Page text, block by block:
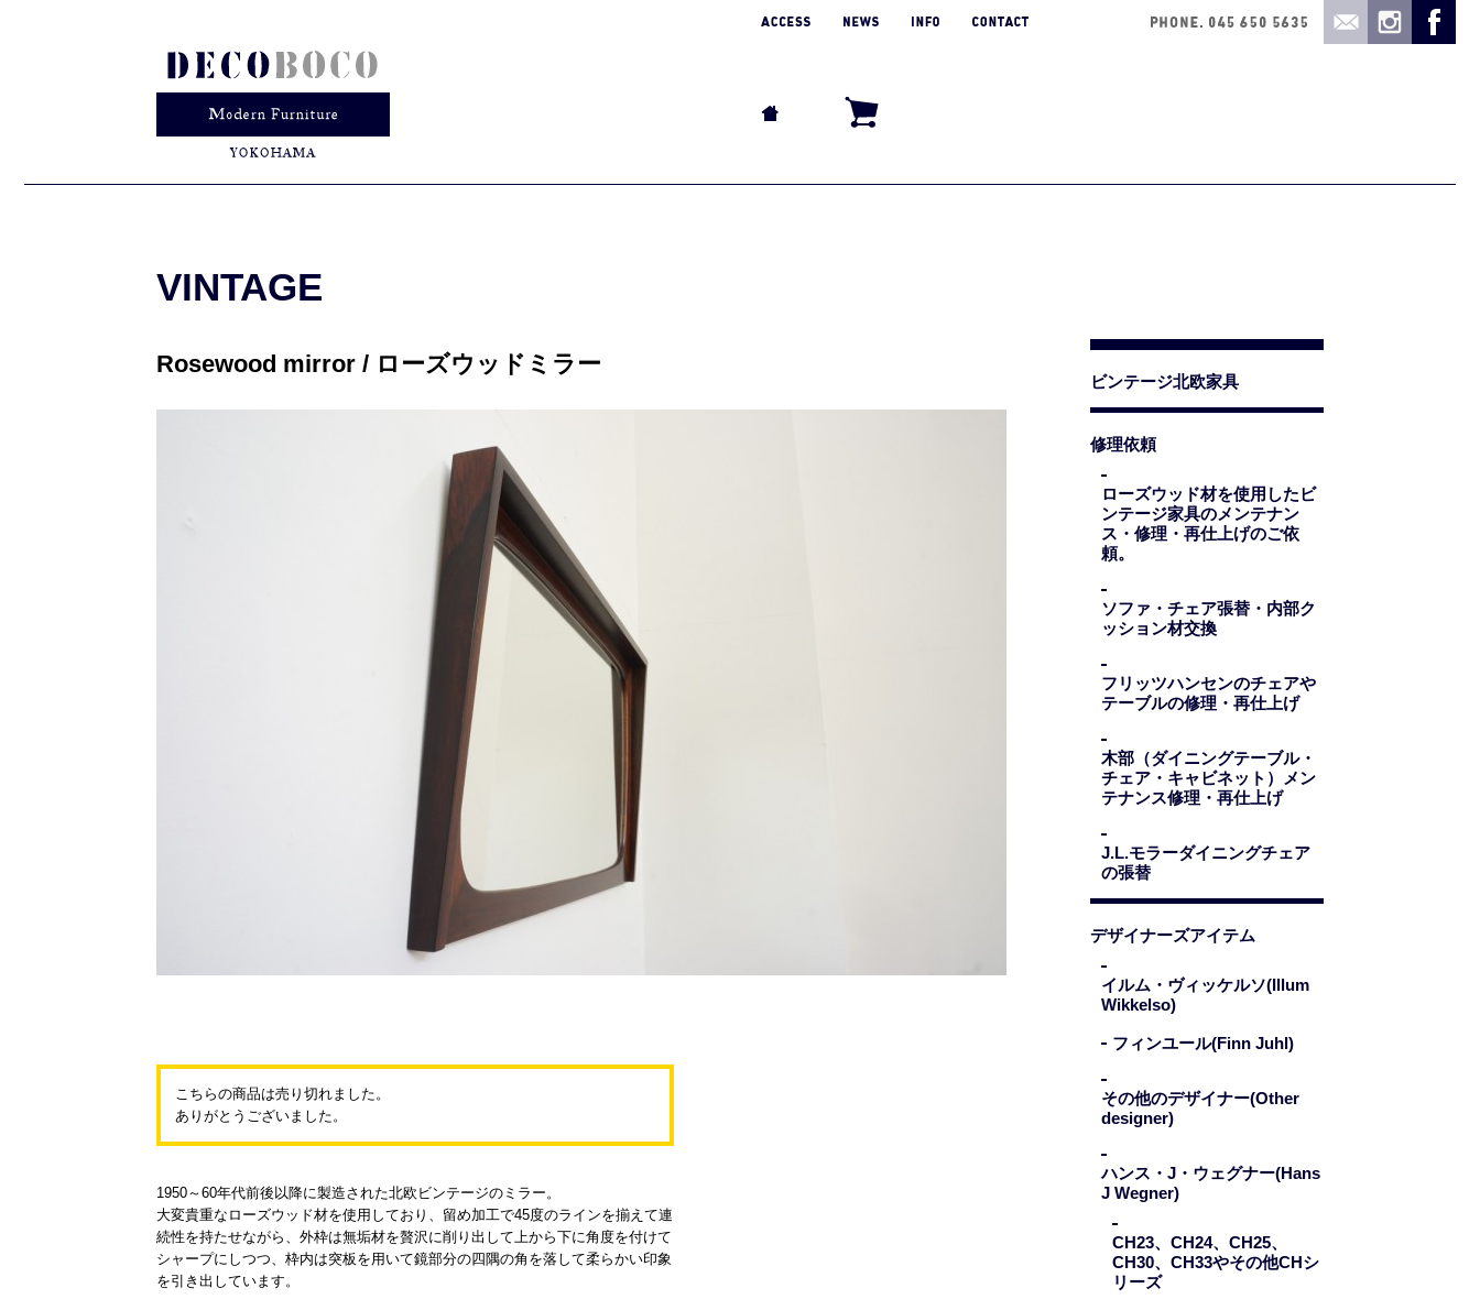
VINTAGE
Rosewood mirror / ローズウッドミラー
こちらの商品は売り切れました。
ありがとうございました。
1950～60年代前後以降に製造された北欧ビンテージのミラー。
大変貴重なローズウッド材を使用しており、留め加工で45度のラインを揃えて連
続性を持たせながら、外枠は無垢材を贅沢に削り出して上から下に角度を付けて
シャープにしつつ、枠内は突板を用いて鏡部分の四隅の角を落して柔らかい印象
を引き出しています。
ビンテージ北欧家具
修理依頼
ローズウッド材を使用したビ
ンテージ家具のメンテナン
ス・修理・再仕上げのご依
頼。
ソファ・チェア張替・内部ク
ッション材交換
フリッツハンセンのチェアや
テーブルの修理・再仕上げ
木部（ダイニングテーブル・
チェア・キャビネット）メン
テナンス修理・再仕上げ
J.L.モラーダイニングチェア
の張替
デザイナーズアイテム
イルム・ヴィッケルソ(Illum
Wikkelso)
フィンユール(Finn Juhl)
その他のデザイナー(Other
designer)
ハンス・J・ウェグナー(Hans
J Wegner)
CH23、CH24、CH25、
CH30、CH33やその他CHシ
リーズ